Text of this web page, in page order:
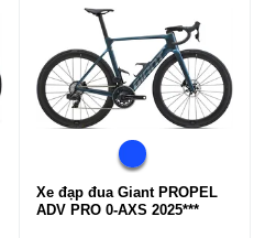
Xe đạp đua Giant PROPEL
ADV PRO 0-AXS 2025***